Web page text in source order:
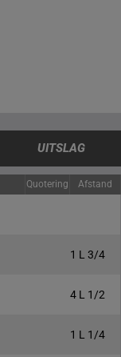
UITSLAG
Quotering Afstand
1 L 3/4
4 L 1/2
1 L 1/4